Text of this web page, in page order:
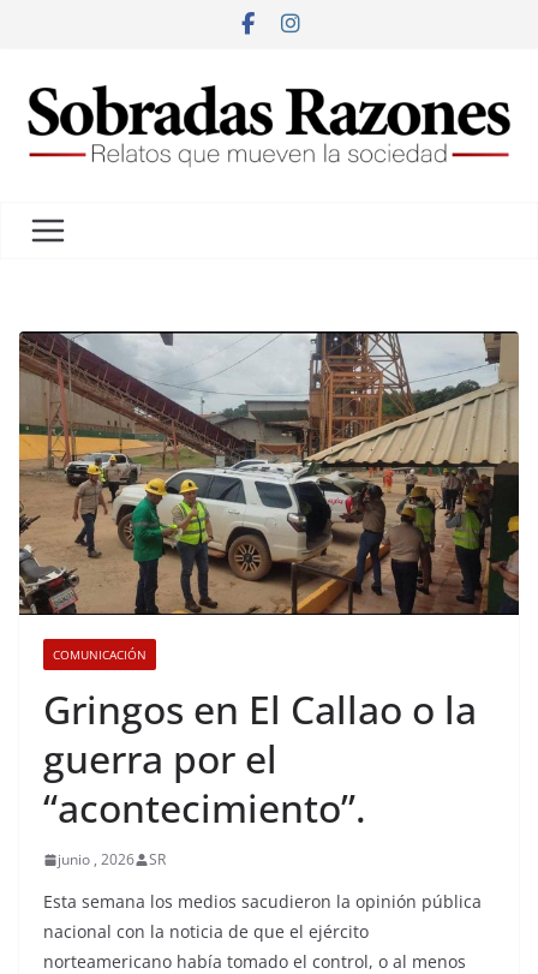
COMUNICACIÓN
Gringos en El Callao o la
guerra por el
“acontecimiento”.
junio , 2026 SR
Esta semana los medios sacudieron la opinión pública
nacional con la noticia de que el ejército
norteamericano había tomado el control, o al menos